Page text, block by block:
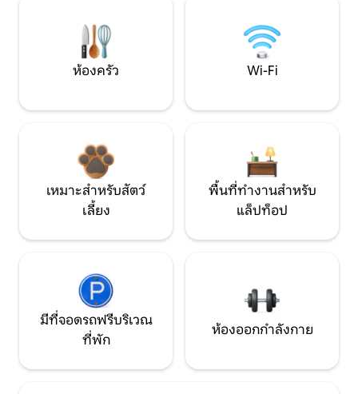
ห้องครัว Wi-Fi
เหมาะสำหรับสัตว์
เลี้ยง
พื้นที่ทำงานสำหรับ
แล็ปท็อป
มีที่จอดรถฟรีบริเวณ
ที่พัก
ห้องออกกำลังกาย